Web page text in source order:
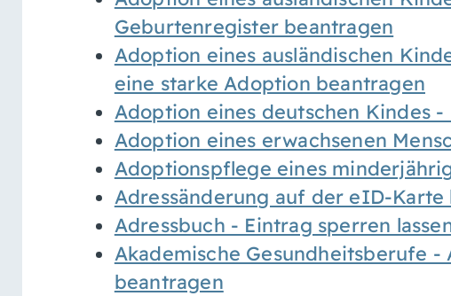
Geburtenregister beantragen
Adoption eines ausländischen
eine starke Adoption beantragen
Adoption eines deutschen Kindes
Adoption eines erwachsenen
Adoptionspflege eines
Adressänderung auf der eID-Karte
Adressbuch - Eintrag sperren
Akademische Gesundheitsberufe
beantragen